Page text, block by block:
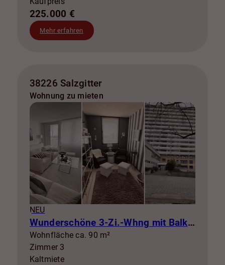
225.000 €
Mehr erfahren
38226 Salzgitter
Wohnung zu mieten
NEU
Wunderschöne 3-Zi.-Whng mit Balkon zur Miete! SZ-Lebenstedt
Wohnfläche ca. 90 m²
Zimmer 3
Kaltmiete